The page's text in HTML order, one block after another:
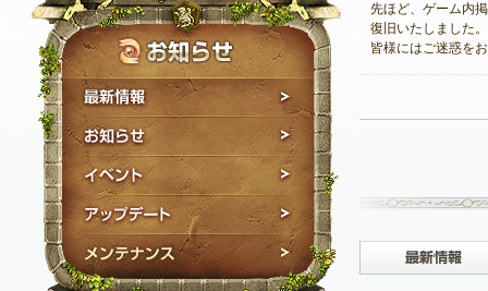
アップデート
メンテナンス
先ほど、ゲーム内
復旧いたしました。
皆様にはご迷惑を